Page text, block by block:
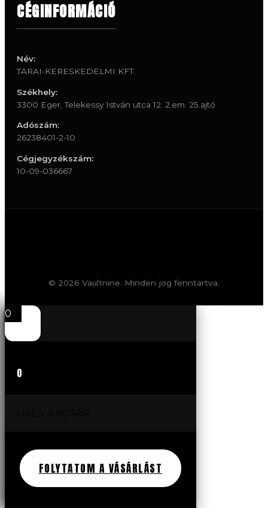
CÉGINFORMÁCIÓ
Név:
TARAI-KERESKEDELMI KFT.
Székhely:
3300 Eger, Telekessy István utca 12. 2.em. 25.ajtó
Adószám:
26238401-2-10
Cégjegyzékszám:
10-09-036667
© 2026 Vaultnine. Minden jog fenntartva.
0
0
FOLYTATOM A VÁSÁRLÁST